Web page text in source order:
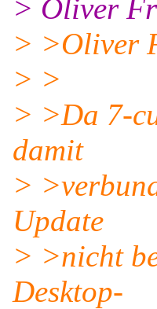
> Oliver
> >Oliver
> >
> >Da 7-
damit
>
Update
> >nicht
Desktop-